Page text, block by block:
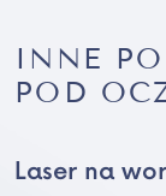
INNE
POD
Laser na